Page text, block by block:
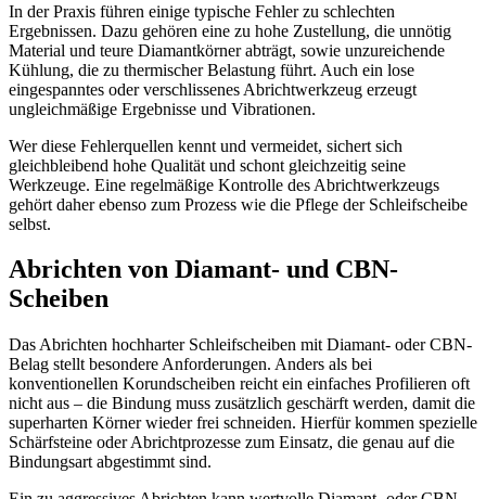
In der Praxis führen einige typische Fehler zu schlechten
Ergebnissen. Dazu gehören eine zu hohe Zustellung, die unnötig
Material und teure Diamantkörner abträgt, sowie unzureichende
Kühlung, die zu thermischer Belastung führt. Auch ein lose
eingespanntes oder verschlissenes Abrichtwerkzeug erzeugt
ungleichmäßige Ergebnisse und Vibrationen.
Wer diese Fehlerquellen kennt und vermeidet, sichert sich
gleichbleibend hohe Qualität und schont gleichzeitig seine
Werkzeuge. Eine regelmäßige Kontrolle des Abrichtwerkzeugs
gehört daher ebenso zum Prozess wie die Pflege der Schleifscheibe
selbst.
Abrichten von Diamant- und CBN-
Scheiben
Das Abrichten hochharter Schleifscheiben mit Diamant- oder CBN-
Belag stellt besondere Anforderungen. Anders als bei
konventionellen Korundscheiben reicht ein einfaches Profilieren oft
nicht aus – die Bindung muss zusätzlich geschärft werden, damit die
superharten Körner wieder frei schneiden. Hierfür kommen spezielle
Schärfsteine oder Abrichtprozesse zum Einsatz, die genau auf die
Bindungsart abgestimmt sind.